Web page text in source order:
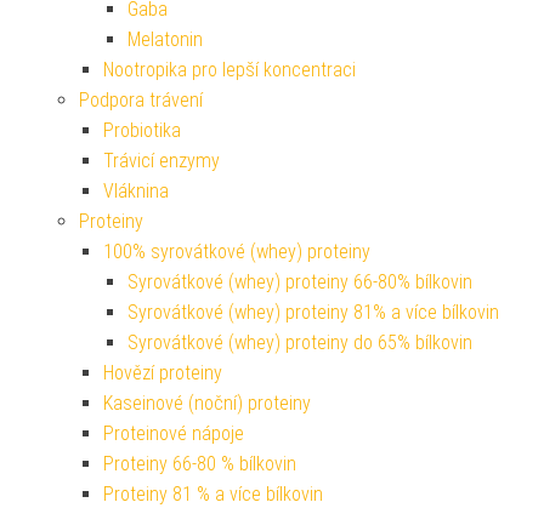
Gaba
Melatonin
Nootropika pro lepší koncentraci
Podpora trávení
Probiotika
Trávicí enzymy
Vláknina
Proteiny
100% syrovátkové (whey) proteiny
Syrovátkové (whey) proteiny 66-80% bílkovin
Syrovátkové (whey) proteiny 81% a více bílkovin
Syrovátkové (whey) proteiny do 65% bílkovin
Hovězí proteiny
Kaseinové (noční) proteiny
Proteinové nápoje
Proteiny 66-80 % bílkovin
Proteiny 81 % a více bílkovin